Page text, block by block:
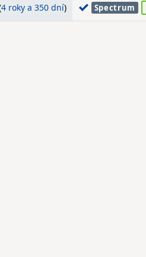
4 roky a 350 dní) Spectrum